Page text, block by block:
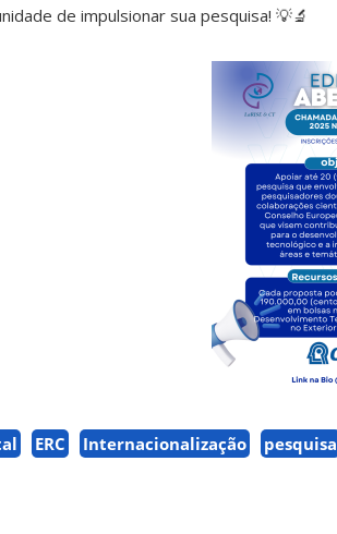
de impulsionar sua pesquisa! 💡🔬
ERC Internacionalização pesquisa